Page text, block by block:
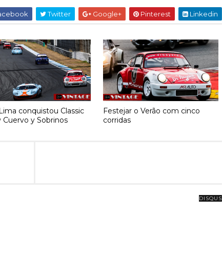
Twitter Google+ Pinterest Linkedin
conquistou Classic
Cuervo y Sobrinos
Festejar o Verão com cinco
corridas
DISQUS